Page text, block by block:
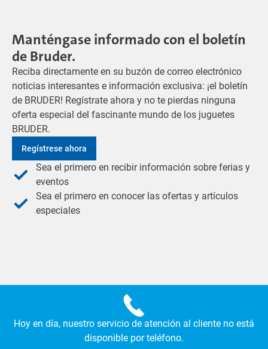
Manténgase informado con el boletín
de Bruder.
Reciba directamente en su buzón de correo electrónico
noticias interesantes e información exclusiva: ¡el boletín
de BRUDER! Regístrate ahora y no te pierdas ninguna
oferta especial del fascinante mundo de los juguetes
BRUDER.
Regístrese ahora
Sea el primero en recibir información sobre ferias y
eventos
Sea el primero en conocer las ofertas y artículos
especiales
Hoy en día, nuestro servicio de atención al cliente no está
disponible por teléfono.